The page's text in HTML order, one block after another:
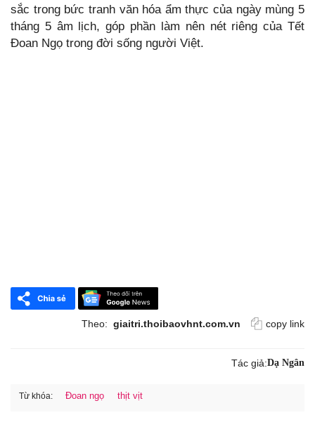
sắc trong bức tranh văn hóa ẩm thực của ngày mùng 5
tháng 5 âm lịch, góp phần làm nên nét riêng của Tết
Đoan Ngọ trong đời sống người Việt.
Theo: giaitri.thoibaovhnt.com.vn copy link
Tác giả:Dạ Ngân
Từ khóa: Đoan ngọ thịt vịt